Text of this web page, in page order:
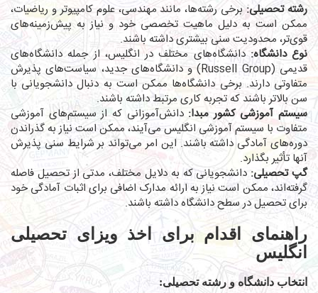
رشته تحصیلی:برخی رشته‌ها، مانند مهندسی، علوم کامپیوتر و ریاضیات،
ممکن است به دلیل ماهیت تخصصی خود و نیاز به پیش‌زمینه‌های
قوی‌تر، محدودیت سنی بیشتری داشته باشند.
نوع دانشگاه:دانشگاه‌های مختلف در انگلیس، از جمله دانشگاه‌های
قدیمی (Russell Group) و دانشگاه‌های جدید، سیاست‌های پذیرش
متفاوتی دارند. برخی دانشگاه‌ها ممکن است به دنبال دانشجویانی با
سن بالاتر باشند که تجربه کاری مرتبط داشته باشند.
سیستم آموزشی کشور مبدا: دانش‌آموزانی که از سیستم‌های آموزشی
متفاوت با سیستم آموزشی انگلیس می‌آیند، ممکن است نیاز به گذراندن
دوره‌های آمادگی داشته باشند. این امر می‌تواند بر شرایط سنی پذیرش
آنها تأثیر بگذارد.
گپ تحصیلی: دانشجویانی که به دلایل مختلف، مدتی از تحصیل فاصله
گرفته‌اند، ممکن است نیاز به ارائه مدارک اضافی برای اثبات آمادگی خود
برای تحصیل در سطح دانشگاه داشته باشند.
راهنمای اقدام برای اخذ ویزای تحصیلی
انگلیس
انتخاب دانشگاه و رشته تحصیلی: